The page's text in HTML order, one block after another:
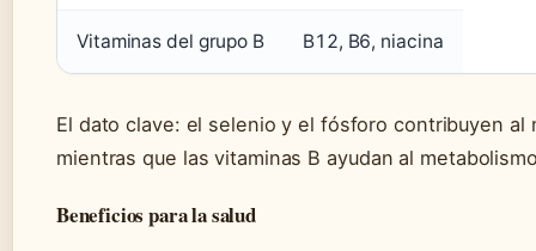
Vitaminas del grupo B B12, B6, niacina
El dato clave: el selenio y el fósforo contribuyen
mientras que las vitaminas B ayudan al
Beneficios para la salud